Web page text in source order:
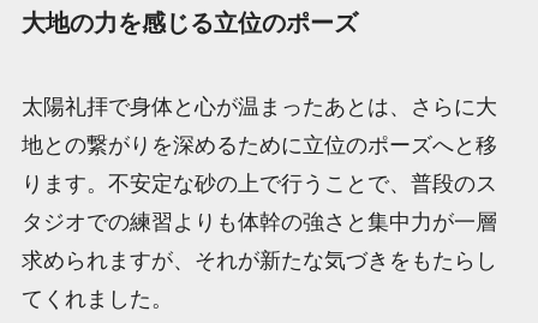
大地の力を感じる立位のポーズ
太陽礼拝で身体と心が温まったあとは、さらに大
地との繋がりを深めるために立位のポーズへと移
ります。不安定な砂の上で行うことで、普段のス
タジオでの練習よりも体幹の強さと集中力が一層
求められますが、それが新たな気づきをもたらし
てくれました。